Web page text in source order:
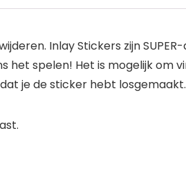
Inlay Stickers zijn
het spelen! Het is mogelijk
je de sticker hebt losgemaakt.